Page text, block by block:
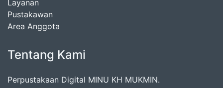
Layanan
Pustakawan
Area Anggota
Tentang Kami
Perpustakaan Digital MINU KH MUKMIN.